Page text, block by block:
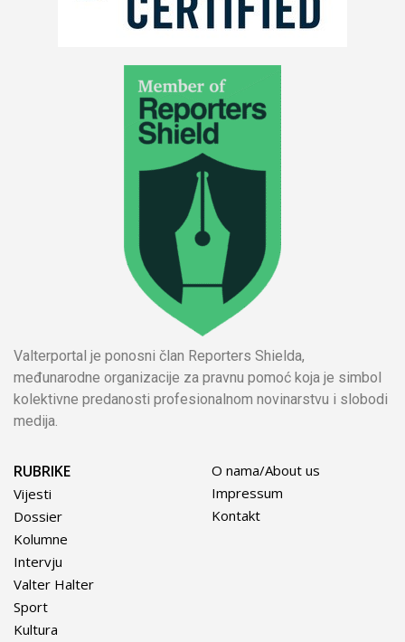
Valterportal je ponosni član Reporters Shielda,
međunarodne organizacije za pravnu pomoć koja je simbol
kolektivne predanosti profesionalnom novinarstvu i slobodi
medija.
RUBRIKE
Vijesti
Dossier
Kolumne
Intervju
Valter Halter
Sport
Kultura
O nama/About us
Impressum
Kontakt